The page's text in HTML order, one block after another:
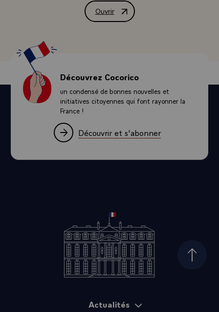
Ouvrir
Message de M. François Mitterrand,
Découvrez Cocorico
un condensé de bonnes nouvelles et
initiatives citoyennes qui font rayonner la
France !
Découvrir et s'abonner
Haut
Actualités